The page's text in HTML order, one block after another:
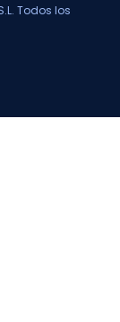
Todos los